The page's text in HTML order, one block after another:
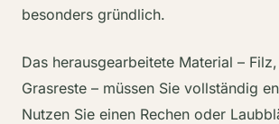
besonders gründlich.
Das herausgearbeitete Material –
Grasreste – müssen Sie vollständig
Nutzen Sie einen Rechen oder